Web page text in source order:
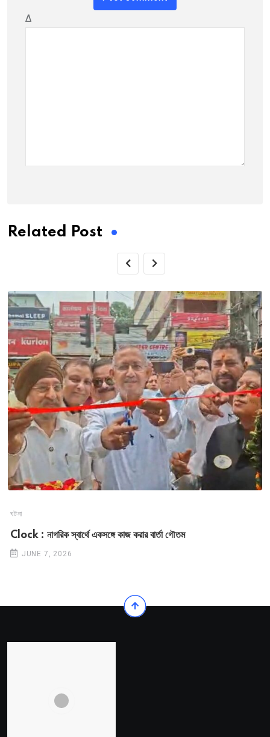
Δ
Related Post
ঘটনা
Clock : নাগরিক স্বার্থে একসঙ্গে কাজ করার বার্তা গৌতম
JUNE 7, 2026